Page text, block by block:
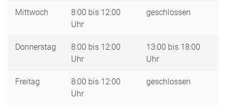
Mittwoch
8:00 bis 12:00
Uhr
geschlossen
Donnerstag
8:00 bis 12:00
Uhr
13:00 bis 18:00
Uhr
Freitag
8:00 bis 12:00
Uhr
geschlossen